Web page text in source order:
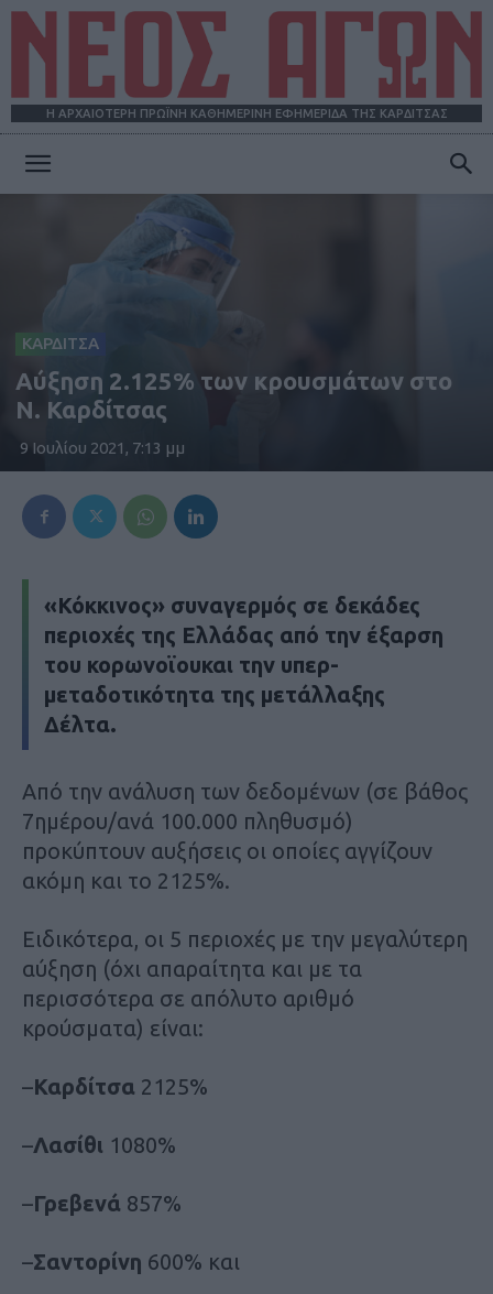
Η ΑΡΧΑΙΟΤΕΡΗ ΠΡΩΪΝΗ ΚΑΘΗΜΕΡΙΝΗ ΕΦΗΜΕΡΙΔΑ ΤΗΣ ΚΑΡΔΙΤΣΑΣ
ΚΑΡΔΙΤΣΑ
Αύξηση 2.125% των κρουσμάτων στο
Ν. Καρδίτσας
9 Ιουλίου 2021, 7:13 μμ
«Κόκκινος» συναγερμός σε δεκάδες
περιοχές της Ελλάδας από την έξαρση
του κορωνοϊουκαι την υπερ-
μεταδοτικότητα της μετάλλαξης
Δέλτα.
Από την ανάλυση των δεδομένων (σε βάθος
7ημέρου/ανά 100.000 πληθυσμό)
προκύπτουν αυξήσεις οι οποίες αγγίζουν
ακόμη και το 2125%.
Ειδικότερα, οι 5 περιοχές με την μεγαλύτερη
αύξηση (όχι απαραίτητα και με τα
περισσότερα σε απόλυτο αριθμό
κρούσματα) είναι:
–Καρδίτσα 2125%
–Λασίθι 1080%
–Γρεβενά 857%
–Σαντορίνη 600% και